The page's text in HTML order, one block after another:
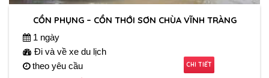
CỒN PHỤNG – CỒN THỚI SƠN CHÙA VĨNH TRÀNG
1 ngày
Đi và về xe du lịch
theo yêu cầu
CHI TIẾT